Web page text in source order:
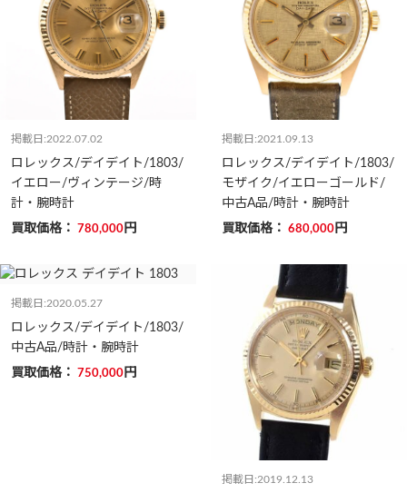
掲載日:2022.07.02
ロレックス/デイデイト/1803/
イエロー/ヴィンテージ/時
計・腕時計
買取価格：
780,000 円
掲載日:2021.09.13
ロレックス/デイデイト/1803/
モザイク/イエローゴールド/
中古A品/時計・腕時計
買取価格： 680,000 円
掲載日:2020.05.27
ロレックス/デイデイト/1803/
中古A品/時計・腕時計
買取価格：
750,000 円
掲載日:2019.12.13